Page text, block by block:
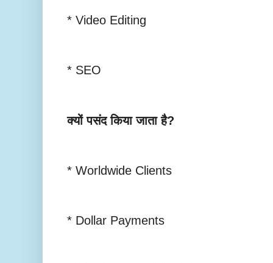
* Video Editing
* SEO
क्यों पसंद किया जाता है?
* Worldwide Clients
* Dollar Payments